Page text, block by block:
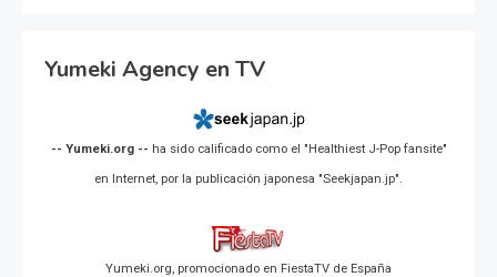
Yumeki Agency en TV
-- Yumeki.org -- ha sido calificado como el "Healthiest J-Pop fansite"
en Internet, por la publicación japonesa "Seekjapan.jp".
Yumeki.org, promocionado en FiestaTV de España